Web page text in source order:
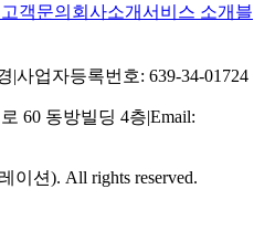
고객문의 회사소개서비스 소개 블
|사업자등록번호: 639-34-01724
60 동방빌딩 4층|Email:
이션). All rights reserved.